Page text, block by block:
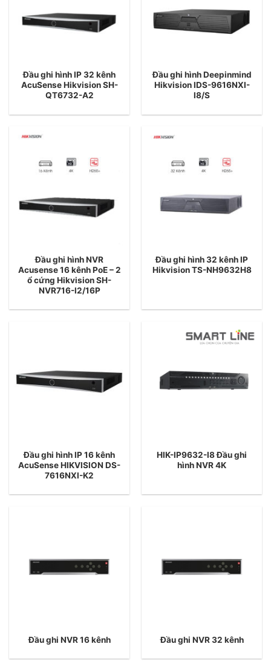
Đầu ghi hình IP 32 kênh
AcuSense Hikvision SH-
QT6732-A2
Đầu ghi hình Deepinmind
Hikvision IDS-9616NXI-
I8/S
Đầu ghi hình NVR
Acusense 16 kênh PoE – 2
ổ cứng Hikvision SH-
NVR716-I2/16P
Đầu ghi hình 32 kênh IP
Hikvision TS-NH9632H8
Đầu ghi hình IP 16 kênh
AcuSense HIKVISION DS-
7616NXI-K2
HIK-IP9632-I8 Đầu ghi
hình NVR 4K
Đầu ghi NVR 16 kênh Đầu ghi NVR 32 kênh